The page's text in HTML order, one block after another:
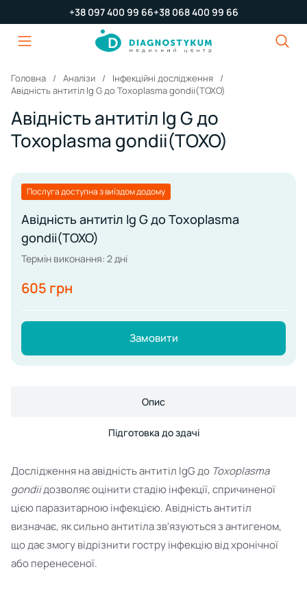
+38 097 400 99 66+38 068 400 99 66
Головна Аналізи
Інфекційні дослідження
Авідність антитіл Ig G до Toxoplasma gondii(TOXO)
Авідність антитіл Ig G до
Toxoplasma gondii(TOXO)
Послуга доступна з виїздом додому
Авідність антитіл Ig G до Toxoplasma
gondii(TOXO)
Термін виконання: 2 дні
605 грн
Замовити
Опис
Підготовка до здачі
Дослідження на авідність антитіл IgG до Toxoplasma
gondiiдозволяє оцінити стадію інфекції, спричиненої
цією паразитарною інфекцією. Авідність антитіл
визначає, як сильно антитіла зв'язуються з антигеном,
що дає змогу відрізнити гостру інфекцію від хронічної
або перенесеної.